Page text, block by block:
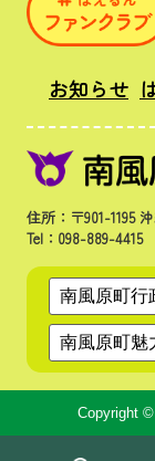
お知らせ
住所：〒901-1195
Tel：098-889-4415
南風原町行
南風原町魅
Copyright ©